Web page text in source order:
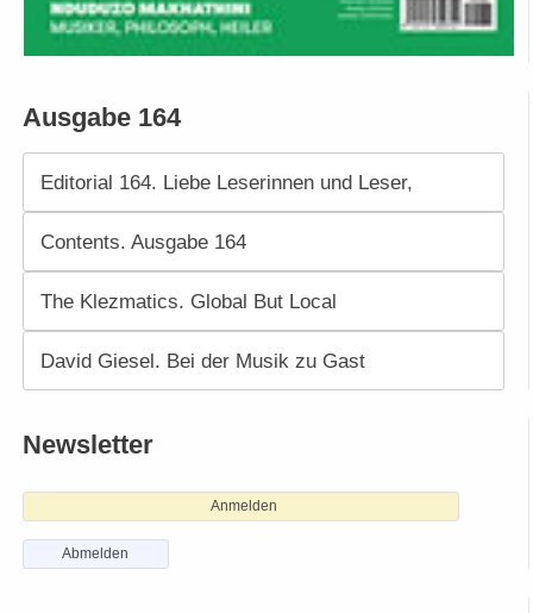
Ausgabe 164
Editorial 164. Liebe Leserinnen und Leser,
Contents. Ausgabe 164
The Klezmatics. Global But Local
David Giesel. Bei der Musik zu Gast
Newsletter
Anmelden
Abmelden